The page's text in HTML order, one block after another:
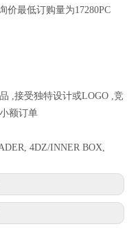
价最低订购量为17280PC
,接受独特设计或LOGO ,竞
额订单
4DZ/INNER BOX,